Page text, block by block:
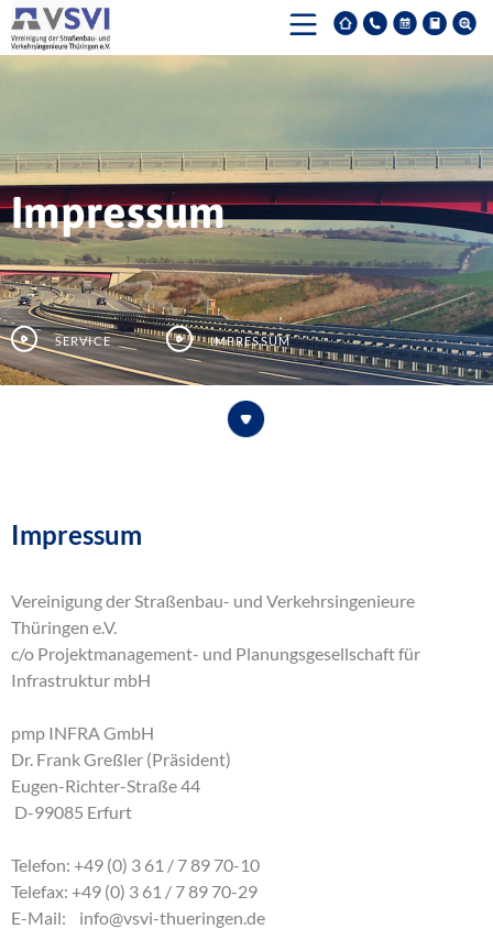
Impressum
Service Impressum
Impressum
Vereinigung der Straßenbau- und Verkehrsingenieure
Thüringen e.V.
c/o Projektmanagement- und Planungsgesellschaft für
Infrastruktur mbH
pmp INFRA GmbH
Dr. Frank Greßler (Präsident)
Eugen-Richter-Straße 44
D-99085 Erfurt
Telefon: +49 (0) 3 61 / 7 89 70-10
Telefax: +49 (0) 3 61 / 7 89 70-29
E-Mail: info@vsvi-thueringen.de